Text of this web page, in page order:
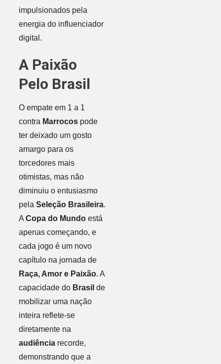
impulsionados pela
energia do influenciador
digital.
A Paixão
Pelo Brasil
O empate em 1 a 1
contra Marrocospode
ter deixado um gosto
amargo para os
torcedores mais
otimistas, mas não
diminuiu o entusiasmo
pela Seleção Brasileira.
A Copa do Mundoestá
apenas começando, e
cada jogo é um novo
capítulo na jornada de
Raça, Amor e Paixão. A
capacidade do Brasil de
mobilizar uma nação
inteira reflete-se
diretamente na
audiênciarecorde,
demonstrando que a